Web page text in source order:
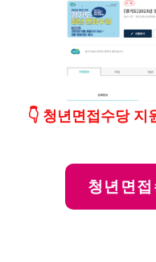
👇 청년면접수당 지
청년면